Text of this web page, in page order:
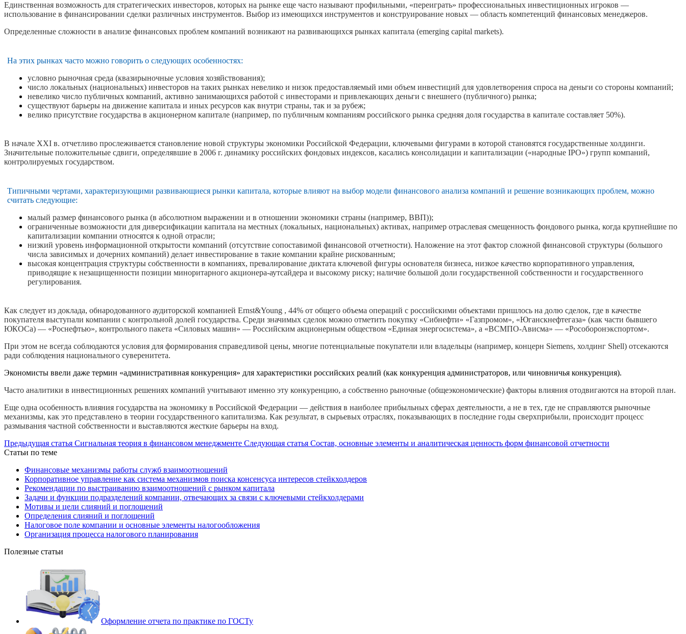
Единственная возможность для стратегических инвесторов, которых на рынке еще часто называют профильными, «переиграть» профессиональных инвестиционных игроков —
использование в финансировании сделки различных инструментов. Выбор из имеющихся инструментов и конструирование новых — область компетенций финансовых менеджеров.
Определенные сложности в анализе финансовых проблем компаний возникают на развивающихся рынках капитала (emerging capital markets).
На этих рынках часто можно говорить о следующих особенностях:
условно рыночная среда (квазирыночные условия хозяйствования);
число локальных (национальных) инвесторов на таких рынках невелико и низок предоставляемый ими объем инвестиций для удовлетворения спроса на деньги со стороны компаний;
невелико число публичных компаний, активно занимающихся работой с инвесторами и привлекающих деньги с внешнего (публичного) рынка;
существуют барьеры на движение капитала и иных ресурсов как внутри страны, так и за рубеж;
велико присутствие государства в акционерном капитале (например, по публичным компаниям российского рынка средняя доля государства в капитале составляет 50%).
В начале XXI в. отчетливо прослеживается становление новой структуры экономики Российской Федерации, ключевыми фигурами в которой становятся государственные холдинги.
Значительные положительные сдвиги, определявшие в 2006 г. динамику российских фондовых индексов, касались консолидации и капитализации («народные IPO») групп компаний,
контролируемых государством.
Типичными чертами, характеризующими развивающиеся рынки капитала, которые влияют на выбор модели финансового анализа компаний и решение возникающих проблем, можно
считать следующие:
малый размер финансового рынка (в абсолютном выражении и в отношении экономики страны (например, ВВП));
ограниченные возможности для диверсификации капитала на местных (локальных, национальных) активах, например отраслевая смещенность фондового рынка, когда крупнейшие по
капитализации компании относятся к одной отрасли;
низкий уровень информационной открытости компаний (отсутствие сопоставимой финансовой отчетности). Наложение на этот фактор сложной финансовой структуры (большого
числа зависимых и дочерних компаний) делает инвестирование в такие компании крайне рискованным;
высокая концентрация структуры собственности в компаниях, превалирование диктата ключевой фигуры основателя бизнеса, низкое качество корпоративного управления,
приводящие к незащищенности позиции миноритарного акционера-аутсайдера и высокому риску; наличие большой доли государственной собственности и государственного
регулирования.
Как следует из доклада, обнародованного аудиторской компанией Ernst&Young , 44% от общего объема операций с российскими объектами пришлось на долю сделок, где в качестве
покупателя выступали компании с контрольной долей государства. Среди значимых сделок можно отметить покупку «Сибнефти» «Газпромом», «Юганскнефтегаза» (как части бывшего
ЮКОСа) — «Роснефтью», контрольного пакета «Силовых машин» — Российским акционерным обществом «Единая энергосистема», а «ВСМПО-Ависма» — «Рособоронэкспортом».
При этом не всегда соблюдаются условия для формирования справедливой цены, многие потенциальные покупатели или владельцы (например, концерн Siemens, холдинг Shell) отсекаются
ради соблюдения национального суверенитета.
Экономисты ввели даже термин «административная конкуренция» для характеристики российских реалий (как конкуренция администраторов, или чиновничья конкуренция).
Часто аналитики в инвестиционных решениях компаний учитывают именно эту конкуренцию, а собственно рыночные (общеэкономические) факторы влияния отодвигаются на второй план.
Еще одна особенность влияния государства на экономику в Российской Федерации — действия в наиболее прибыльных сферах деятельности, а не в тех, где не справляются рыночные
механизмы, как это представлено в теории государственного капитализма. Как результат, в сырьевых отраслях, показывающих в последние годы сверхприбыли, происходит процесс
размывания частной собственности и выставляются жесткие барьеры на вход.
Предыдущая статья Сигнальная теория в финансовом менеджменте Следующая статья Состав, основные элементы и аналитическая ценность форм финансовой отчетности
Статьи по теме
Финансовые механизмы работы служб взаимоотношений
Корпоративное управление как система механизмов поиска консенсуса интересов стейкхолдеров
Рекомендации по выстраиванию взаимоотношений с рынком капитала
Задачи и функции подразделений компании, отвечающих за связи с ключевыми стейкхолдерами
Мотивы и цели слияний и поглощений
Определения слияний и поглощений
Налоговое поле компании и основные элементы налогообложения
Организация процесса налогового планирования
Полезные статьи
Оформление отчета по практике по ГОСТу